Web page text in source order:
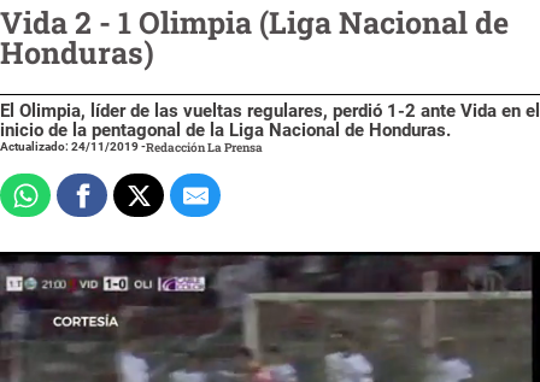
Vida 2 - 1 Olimpia (Liga Nacional de
Honduras)
El Olimpia, líder de las vueltas regulares, perdió 1-2 ante Vida en el
inicio de la pentagonal de la Liga Nacional de Honduras.
Actualizado: 24/11/2019-Redacción La Prensa